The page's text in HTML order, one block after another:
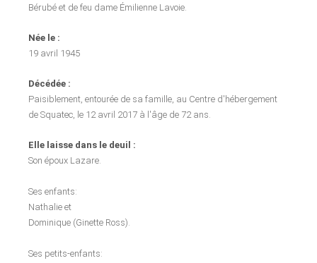
Bérubé et de feu dame Émilienne Lavoie.
Née le :
19 avril 1945
Décédée :
Paisiblement, entourée de sa famille, au Centre d'hébergement
de Squatec, le 12 avril 2017 à l'âge de 72 ans.
Elle laisse dans le deuil :
Son époux Lazare.
Ses enfants:
Nathalie et
Dominique (Ginette Ross).
Ses petits-enfants: